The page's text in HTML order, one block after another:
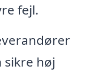
fejl.
høj